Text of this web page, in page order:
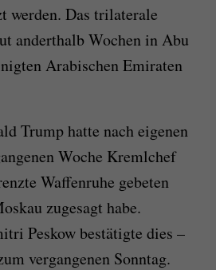
werden. Das trilaterale
anderthalb Wochen in Abu
Arabischen Emiraten
Trump hatte nach eigenen
Woche Kremlchef
Waffenruhe gebeten
zugesagt habe.
Peskow bestätigte dies –
vergangenen Sonntag.